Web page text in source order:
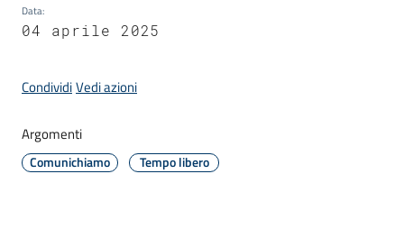
Menu selezionato
Servizi
Vivere
Comune
Data:
04 aprile 2025
CondividiVedi azioni
Argomenti
Comunichiamo Tempo libero